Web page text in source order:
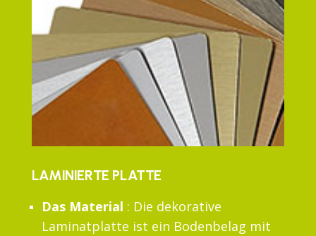
LAMINIERTE PLATTE
Das Material : Die dekorative
Laminatplatte ist ein Bodenbelag mit